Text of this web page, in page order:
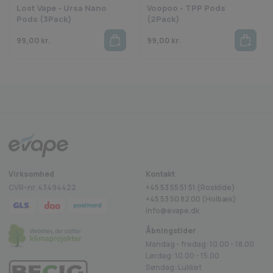
Dette sikrer en jævn og optimal smagsoplevelse fra første sug.
Voopoo PnP X Coils er et fremragende valg for dampere, der søger en
kombination af smagsdybde og dampproduktion. Med forskellige
Lost Vape - Ursa Nano
Pods (3Pack)
99,00 kr.
Voopoo - TPP Pods
(2Pack)
99,00 kr.
Virksomhed
CVR-nr. 43494422
Kontakt
+45 53 55 51 51 (Roskilde)
+45 53 50 82 00 (Holbæk)
info@evape.dk
Åbningstider
Mandag - fredag: 10.00 - 18.00
Lørdag: 10.00 - 15.00
Søndag: Lukket